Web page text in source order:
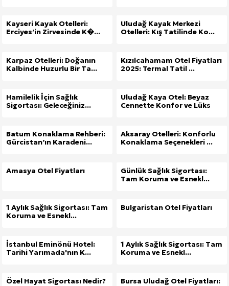
Kayseri Kayak Otelleri:
Erciyes’in Zirvesinde K�...
Uludağ Kayak Merkezi
Otelleri: Kış Tatilinde Ko...
Karpaz Otelleri: Doğanın
Kalbinde Huzurlu Bir Ta...
Kızılcahamam Otel Fiyatları
2025: Termal Tatil ...
Hamilelik İçin Sağlık
Sigortası: Geleceğiniz...
Uludağ Kaya Otel: Beyaz
Cennette Konfor ve Lüks
Batum Konaklama Rehberi:
Gürcistan’ın Karadeni...
Aksaray Otelleri: Konforlu
Konaklama Seçenekleri ...
Amasya Otel Fiyatları
Günlük Sağlık Sigortası:
Tam Koruma ve Esnekl...
1 Aylık Sağlık Sigortası: Tam
Koruma ve Esnekl...
Bulgaristan Otel Fiyatları
İstanbul Eminönü Hotel:
Tarihi Yarımada'nın K...
1 Aylık Sağlık Sigortası: Tam
Koruma ve Esnekl...
Özel Hayat Sigortası Nedir?
Bursa Uludağ Otel Fiyatları: